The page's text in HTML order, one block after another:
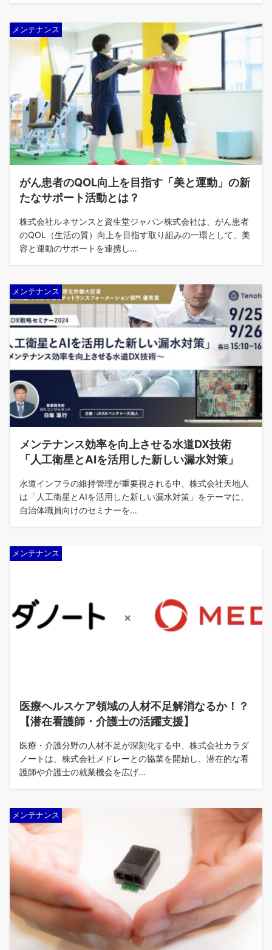
メンテナンス
がん患者のQOL向上を目指す「美と運動」の新
たなサポート活動とは？
株式会社ルネサンスと資生堂ジャパン株式会社は、がん患者
のQOL（生活の質）向上を目指す取り組みの一環として、美
容と運動のサポートを連携し…
メンテナンス
メンテナンス効率を向上させる水道DX技術
「人工衛星とAIを活用した新しい漏水対策」
水道インフラの維持管理が重要視される中、株式会社天地人
は「人工衛星とAIを活用した新しい漏水対策」をテーマに、
自治体職員向けのセミナーを…
メンテナンス
医療ヘルスケア領域の人材不足解消なるか！？
【潜在看護師・介護士の活躍支援】
医療・介護分野の人材不足が深刻化する中、株式会社カラダ
ノートは、株式会社メドレーとの協業を開始し、潜在的な看
護師や介護士の就業機会を広げ…
メンテナンス